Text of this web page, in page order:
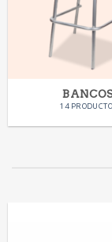
14